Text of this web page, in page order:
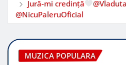
Jură-mi credință
@NicuPaleruOficial
MUZICA POPULARA